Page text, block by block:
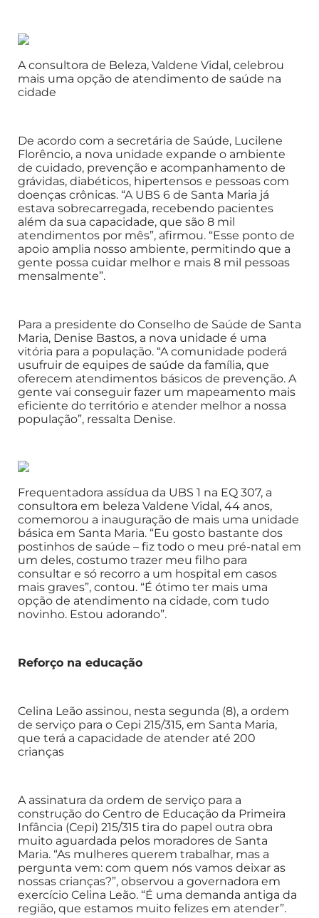
A consultora de Beleza, Valdene Vidal, celebrou
mais uma opção de atendimento de saúde na
cidade
De acordo com a secretária de Saúde, Lucilene
Florêncio, a nova unidade expande o ambiente
de cuidado, prevenção e acompanhamento de
grávidas, diabéticos, hipertensos e pessoas com
doenças crônicas. “A UBS 6 de Santa Maria já
estava sobrecarregada, recebendo pacientes
além da sua capacidade, que são 8 mil
atendimentos por mês”, afirmou. “Esse ponto de
apoio amplia nosso ambiente, permitindo que a
gente possa cuidar melhor e mais 8 mil pessoas
mensalmente”.
Para a presidente do Conselho de Saúde de Santa
Maria, Denise Bastos, a nova unidade é uma
vitória para a população. “A comunidade poderá
usufruir de equipes de saúde da família, que
oferecem atendimentos básicos de prevenção. A
gente vai conseguir fazer um mapeamento mais
eficiente do território e atender melhor a nossa
população”, ressalta Denise.
Frequentadora assídua da UBS 1 na EQ 307, a
consultora em beleza Valdene Vidal, 44 anos,
comemorou a inauguração de mais uma unidade
básica em Santa Maria. “Eu gosto bastante dos
postinhos de saúde – fiz todo o meu pré-natal em
um deles, costumo trazer meu filho para
consultar e só recorro a um hospital em casos
mais graves”, contou. “É ótimo ter mais uma
opção de atendimento na cidade, com tudo
novinho. Estou adorando”.
Reforço na educação
Celina Leão assinou, nesta segunda (8), a ordem
de serviço para o Cepi 215/315, em Santa Maria,
que terá a capacidade de atender até 200
crianças
A assinatura da ordem de serviço para a
construção do Centro de Educação da Primeira
Infância (Cepi) 215/315 tira do papel outra obra
muito aguardada pelos moradores de Santa
Maria. “As mulheres querem trabalhar, mas a
pergunta vem: com quem nós vamos deixar as
nossas crianças?”, observou a governadora em
exercício Celina Leão. “É uma demanda antiga da
região, que estamos muito felizes em atender”.